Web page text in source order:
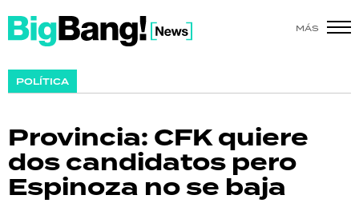
MÁS
POLÍTICA
Provincia: CFK quiere
dos candidatos pero
Espinoza no se baja
SHOW
ACTUALIDAD
POLICIALES